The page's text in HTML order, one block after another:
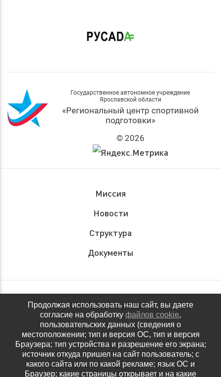
Государственное автономное учреждение
Ярославской области
«Региональный центр спортивной
подготовки»
© 2026
Миссия
Новости
Структура
Документы
Обращения граждан
Антидопинговое обеспечение
Контакты
Политика конфиденциальности
Продолжая использовать наш сайт, вы даете
согласие на обработку файлов cookie,
пользовательских данных (сведения о
местоположении; тип и версия ОС, тип и версия
Браузера; тип устройства и разрешение его экрана;
источник откуда пришел на сайт пользователь; с
какого сайта или по какой рекламе; язык ОС и
Браузер; какие страницы открывает и на какие